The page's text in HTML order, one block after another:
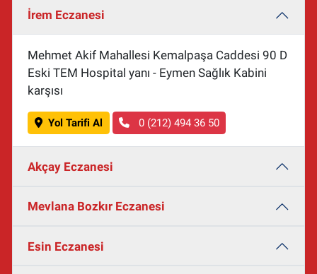
İrem Eczanesi
Mehmet Akif Mahallesi Kemalpaşa Caddesi 90 D
Eski TEM Hospital yanı - Eymen Sağlık Kabini
karşısı
Yol Tarifi Al 0 (212) 494 36 50
Akçay Eczanesi
Mevlana Bozkır Eczanesi
Esin Eczanesi